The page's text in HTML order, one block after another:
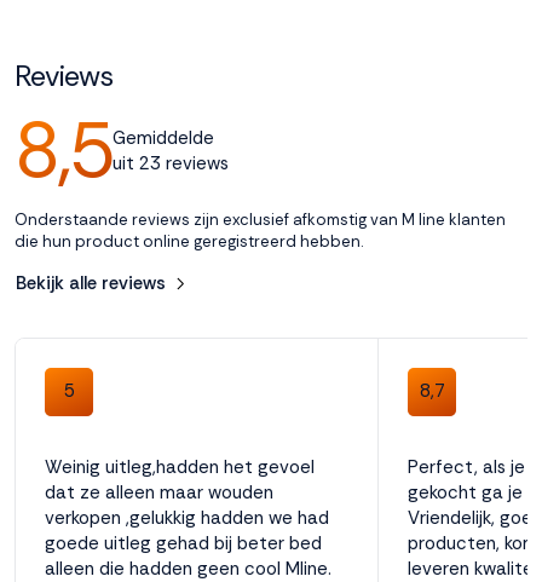
Weigeren
Reviews
8,5Gemiddelde
uit 23 reviews
Onderstaande reviews zijn exclusief afkomstig van M line klanten
die hun product online geregistreerd hebben.
Bekijk alle reviews
5
Weinig uitleg,hadden het gevoel
dat ze alleen maar wouden
verkopen ,gelukkig hadden we had
goede uitleg gehad bij beter bed
alleen die hadden geen cool Mline.
8,7
Perfect, als je
gekocht ga je
Vriendelijk,
producten,
leveren